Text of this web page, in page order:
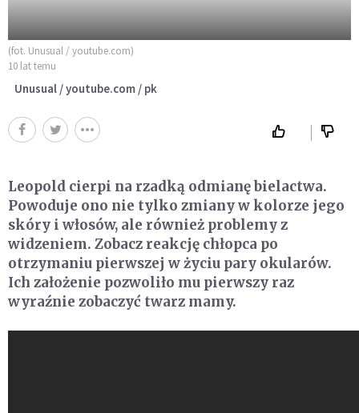
(fot. Unusual / youtube.com)
10 lat temu
Unusual / youtube.com / pk
Leopold cierpi na rzadką odmianę bielactwa.
Powoduje ono nie tylko zmiany w kolorze jego
skóry i włosów, ale również problemy z
widzeniem. Zobacz reakcję chłopca po
otrzymaniu pierwszej w życiu pary okularów.
Ich założenie pozwoliło mu pierwszy raz
wyraźnie zobaczyć twarz mamy.